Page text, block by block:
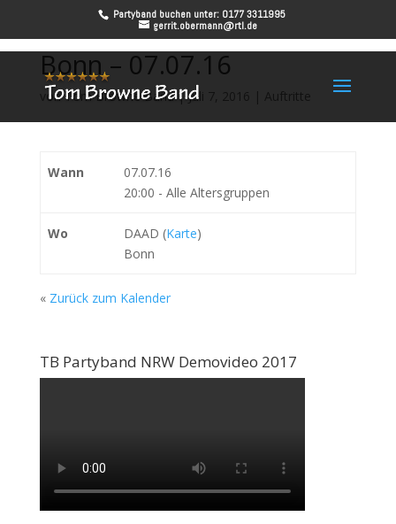
Partyband buchen unter: 0177 3311995
gerrit.obermann@rtl.de
Bonn – 07.07.16
vonTom Browne Band|Juli 7, 2016 | Auftritte
Wann
07.07.16
20:00 - Alle Altersgruppen
Wo DAAD (Karte)
Bonn
« Zurück zum Kalender
TB Partyband NRW Demovideo 2017